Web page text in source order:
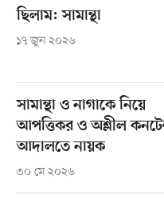
ছিলাম: সামান্থা
১৭ জুন ২০২৬
সামান্থা ও নাগাকে নিয়ে
আপত্তিকর ও অশ্লীল
আদালতে নায়ক
৩০ মে ২০২৬